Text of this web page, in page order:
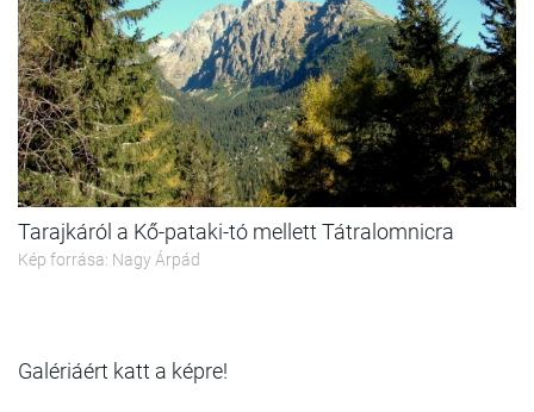
Tarajkáról a Kő-pataki-tó mellett Tátralomnicra
Kép forrása: Nagy Árpád
Galériáért katt a képre!